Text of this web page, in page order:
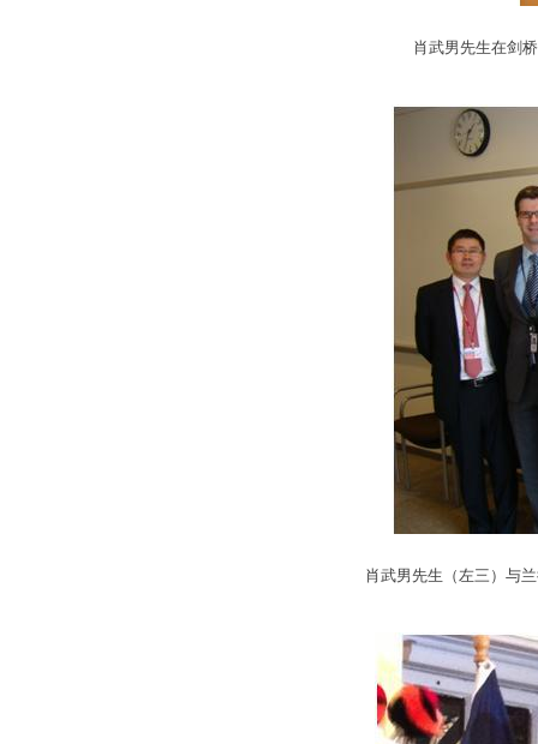
肖武男先生在剑
肖武男先生（左三）与